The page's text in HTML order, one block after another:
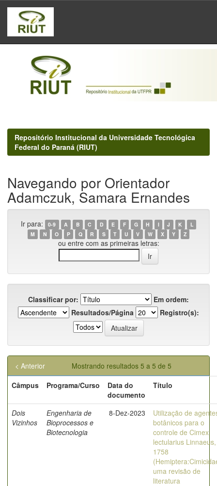
Skip
navigation
Repositório Institucional da Universidade Tecnológica
Federal do Paraná (RIUT)
Navegando por Orientador
Adamczuk, Samara Ernandes
Ir para: 0-9 A B C D E F G H I J K
L
M
N O P Q R S T U V W X Y Z
ou entre com as primeiras letras:
Classificar por:
Em ordem:
Resultados/Página
Registro(s):
Mostrando resultados 5 a 5 de 5
< Anterior
Câmpus
Programa/Curso
Data do
documento
Título
Dois
Vizinhos
Engenharia de
Bioprocessos e
Biotecnologia
8-Dez-2023
Utilização de
botânicos para o
controle de Cimex
lectularius Linnaeus,
1758
uma revisão de
literatura